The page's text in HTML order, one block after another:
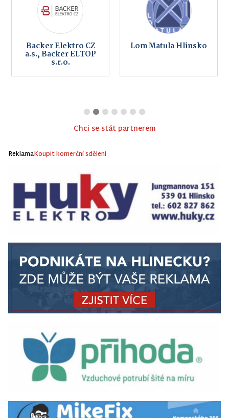
Backer Elektro CZ
a.s., Backer ELTOP
s.r.o.
Lom Matula Hlinsko
Chci se stát partnerem
ReklamaKoupit komerční sdělení